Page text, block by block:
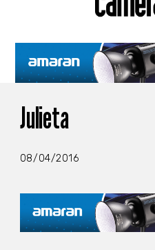
Julieta
08/04/2016